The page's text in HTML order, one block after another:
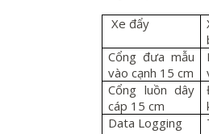
Xe đẩy
Cổng đưa mẫu
vào cạnh 15 cm
Cổng luồn dây
cáp 15 cm
Data Logging